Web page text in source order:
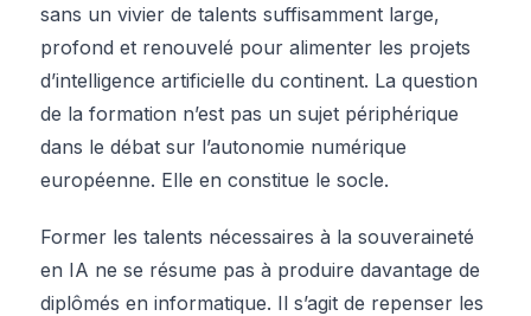
sans un vivier de talents suffisamment large,
profond et renouvelé pour alimenter les projets
d’intelligence artificielle du continent. La question
de la formation n’est pas un sujet périphérique
dans le débat sur l’autonomie numérique
européenne. Elle en constitue le socle.
Former les talents nécessaires à la souveraineté
en IA ne se résume pas à produire davantage de
diplômés en informatique. Il s’agit de repenser les